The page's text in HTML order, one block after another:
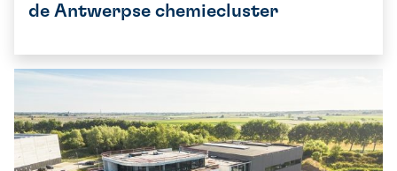
de Antwerpse chemiecluster